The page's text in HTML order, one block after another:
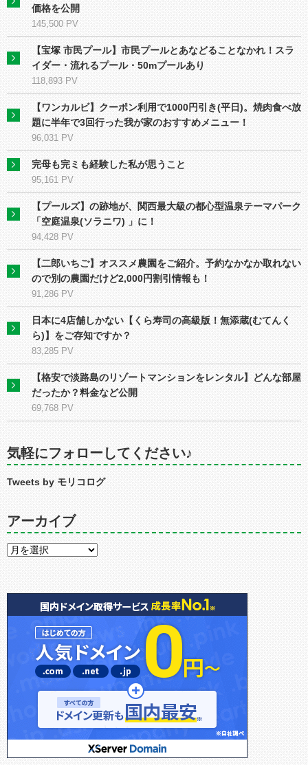
価格を公開
145,500 PV
【宝塚 市民プール】市民プールとあなどることなかれ！スラ
イダー・流れるプール・50mプールあり
118,893 PV
【ワンカルビ】クーポン利用で1000円引き(平日)。焼肉食べ放
題に半年で3回行った我が家のおすすめメニュー！
96,031 PV
完母も完ミも経験した私が思うこと
95,161 PV
【プールズ】の跡地が、関⻄最大級の都心型温泉テーマパーク
「空庭温泉(ソラニワ) 」に！
94,428 PV
【二郎いちご】オススメ農園をご紹介。予約なかなか取れない
ので別の農園だけど2,000円割引情報も！
91,286 PV
日本に4店舗しかない【くら寿司の高級版！無添蔵(むてんく
ら)】をご存知ですか？
83,285 PV
【格安で淡路島のリゾートマンションをレンタル】どんな部屋
だったか？料金など公開
69,768 PV
気軽にフォローしてください♪
Tweets by モリコログ
アーカイブ
ア
イ